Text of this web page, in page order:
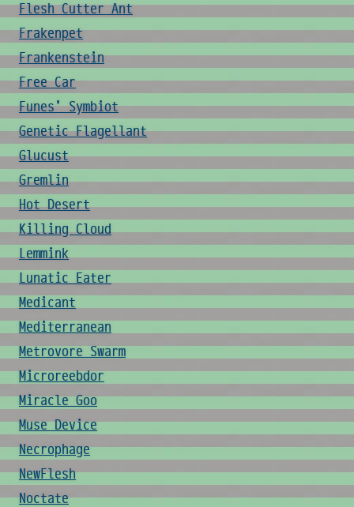
Flesh Cutter Ant
Frakenpet
Frankenstein
Free Car
Funes' Symbiot
Genetic Flagellant
Glucust
Gremlin
Hot Desert
Killing Cloud
Lemmink
Lunatic Eater
Medicant
Mediterranean
Metrovore Swarm
Microreebdor
Miracle Goo
Muse Device
Necrophage
NewFlesh
Noctate